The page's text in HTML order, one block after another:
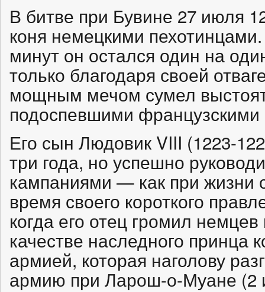
В битве при Бувине 27 июля
коня немецкими
минут он остался один на
только благодаря своей
мощным мечом сумел
подоспевшими
Его сын Людовик VIII (1223-
три года, но успешно
кампаниями — как при жизни
время своего короткого
когда его отец громил
качестве наследного принца
армией, которая наголову
армию при Ларош-о-Муане (2